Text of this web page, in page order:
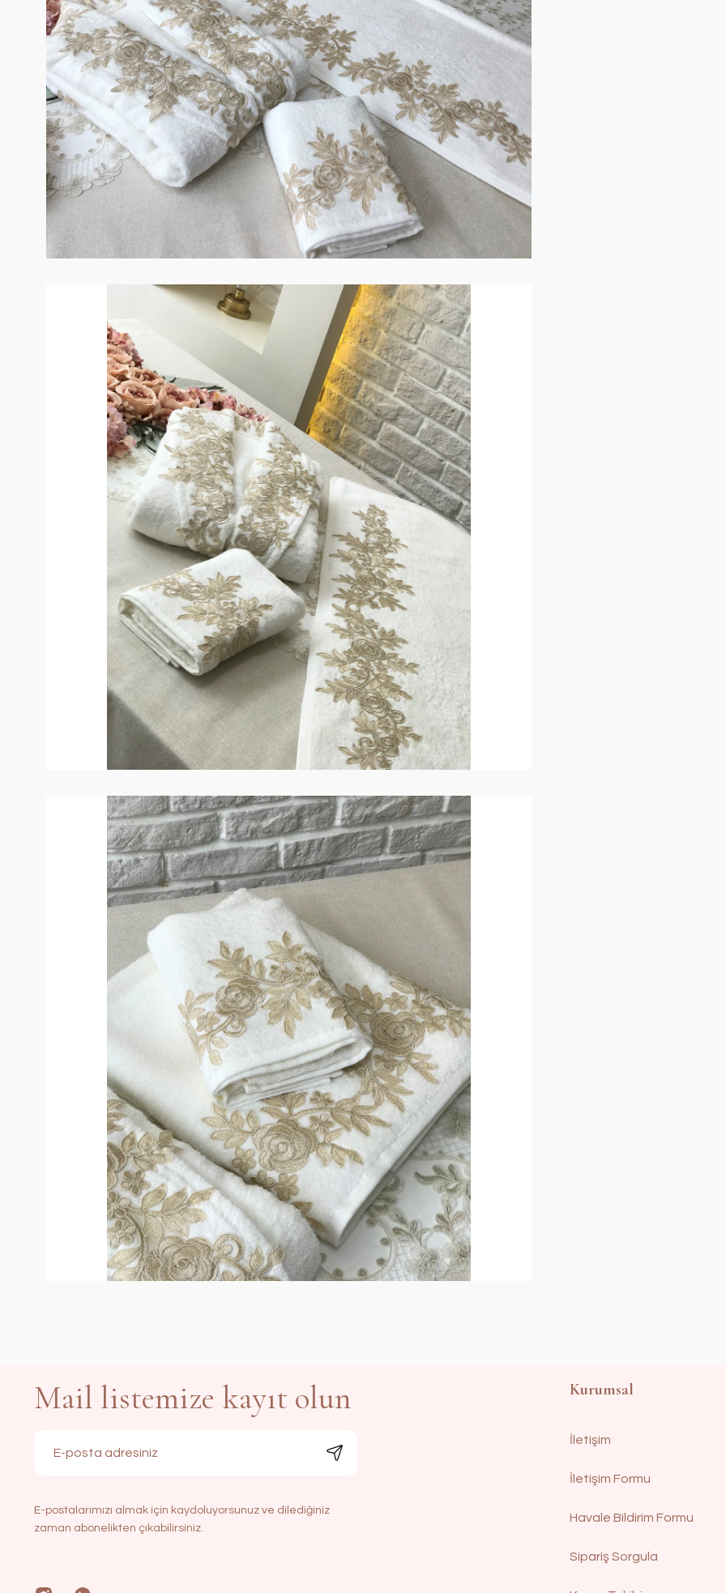
Mail listemize kayıt olun
E-postalarımızı almak için kaydoluyorsunuz ve dilediğiniz
zaman abonelikten çıkabilirsiniz.
Kurumsal
İletişim
İletişim Formu
Havale Bildirim Formu
Sipariş Sorgula